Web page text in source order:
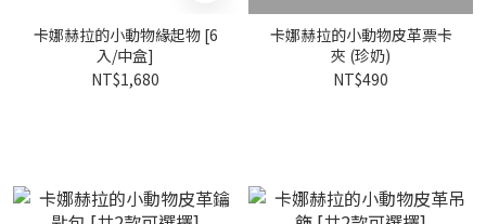
卡娜赫拉的小動物緣起物 [6
入/中盒]
NT$1,680
卡娜赫拉的小動物皮革票卡
夾 (珍奶)
NT$490